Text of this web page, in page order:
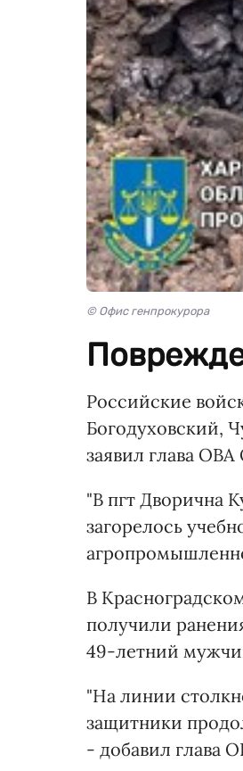
© Офис генпрокурора
Российские
Богодуховский,
заявил глава
"В пгт Дворична
загорелось
В
получили
49-летний
"На линии
защитники
- добавил глава